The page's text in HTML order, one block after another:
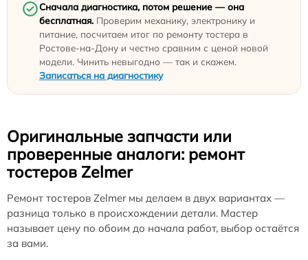
Сначала диагностика, потом решение — она
бесплатная. Проверим механику, электронику и
питание, посчитаем итог по ремонту тостера в
Ростове-на-Дону и честно сравним с ценой новой
модели. Чинить невыгодно — так и скажем.
Записаться на диагностику
Оригинальные запчасти или
проверенные аналоги: ремонт
тостеров Zelmer
Ремонт тостеров Zelmer мы делаем в двух вариантах —
разница только в происхождении детали. Мастер
называет цену по обоим до начала работ, выбор остаётся
за вами.